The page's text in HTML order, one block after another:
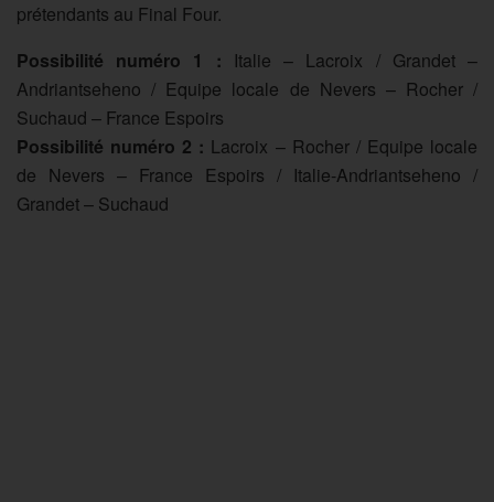
prétendants au Final Four.
Possibilité numéro 1 : Italie – Lacroix / Grandet –
Andriantseheno / Equipe locale de Nevers – Rocher /
Suchaud – France Espoirs
Possibilité numéro 2 : Lacroix – Rocher / Equipe locale
de Nevers – France Espoirs / Italie-Andriantseheno /
Grandet – Suchaud